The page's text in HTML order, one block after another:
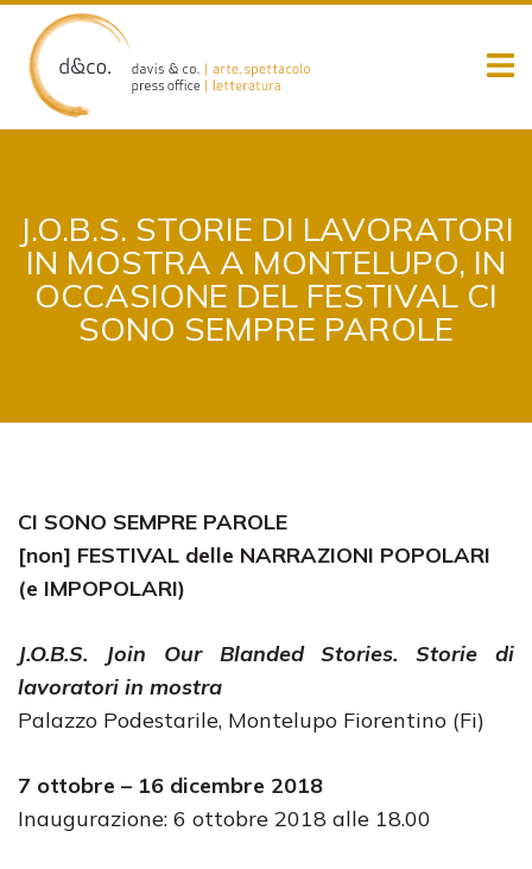
content
J.O.B.S. STORIE DI LAVORATORI
IN MOSTRA A MONTELUPO, IN
OCCASIONE DEL FESTIVAL CI
SONO SEMPRE PAROLE
CI SONO SEMPRE PAROLE
[non] FESTIVAL delle NARRAZIONI POPOLARI
(e IMPOPOLARI)
J.O.B.S. Join Our Blanded Stories.Storie di
lavoratori in mostra
Palazzo Podestarile, Montelupo Fiorentino (Fi)
7 ottobre – 16 dicembre 2018
Inaugurazione: 6 ottobre 2018 alle 18.00